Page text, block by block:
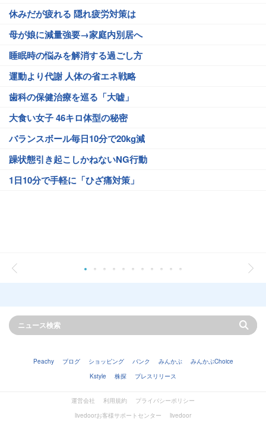
休みだが疲れる 隠れ疲労対策は
母が娘に減量強要→家庭内別居へ
睡眠時の悩みを解消する過ごし方
運動より代謝 人体の省エネ戦略
歯科の保健治療を巡る「大嘘」
大食い女子 46キロ体型の秘密
バランスボール毎日10分で20kg減
躁状態引き起こしかねないNG行動
1日10分で手軽に「ひざ痛対策」
Peachy ブログ ショッピング バンク みんかぶ
みんかぶChoice
Kstyle
株探 プレスリリース
運営会社 利用規約
プライバシーポリシー
livedoorお客様サポートセンター
livedoor